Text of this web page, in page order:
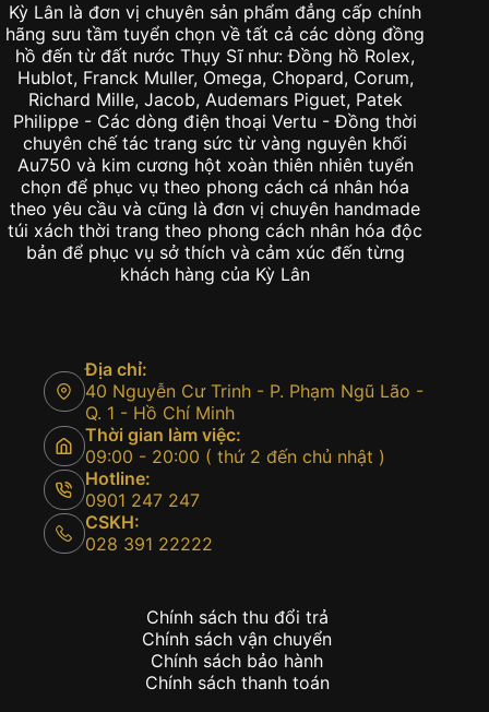
Kỳ Lân là đơn vị chuyên sản phẩm đẳng cấp chính
hãng sưu tầm tuyển chọn về tất cả các dòng đồng
hồ đến từ đất nước Thụy Sĩ như: Đồng hồ Rolex,
Hublot, Franck Muller, Omega, Chopard, Corum,
Richard Mille, Jacob, Audemars Piguet, Patek
Philippe - Các dòng điện thoại Vertu - Đồng thời
chuyên chế tác trang sức từ vàng nguyên khối
Au750 và kim cương hột xoàn thiên nhiên tuyển
chọn để phục vụ theo phong cách cá nhân hóa
theo yêu cầu và cũng là đơn vị chuyên handmade
túi xách thời trang theo phong cách nhân hóa độc
bản để phục vụ sở thích và cảm xúc đến từng
khách hàng của Kỳ Lân
Địa chỉ:
40 Nguyễn Cư Trinh - P. Phạm Ngũ Lão -
Q. 1 - Hồ Chí Minh
Thời gian làm việc:
09:00 - 20:00 ( thứ 2 đến chủ nhật )
Hotline:
0901 247 247
CSKH:
028 391 22222
Chính sách thu đổi trả
Chính sách vận chuyển
Chính sách bảo hành
Chính sách thanh toán